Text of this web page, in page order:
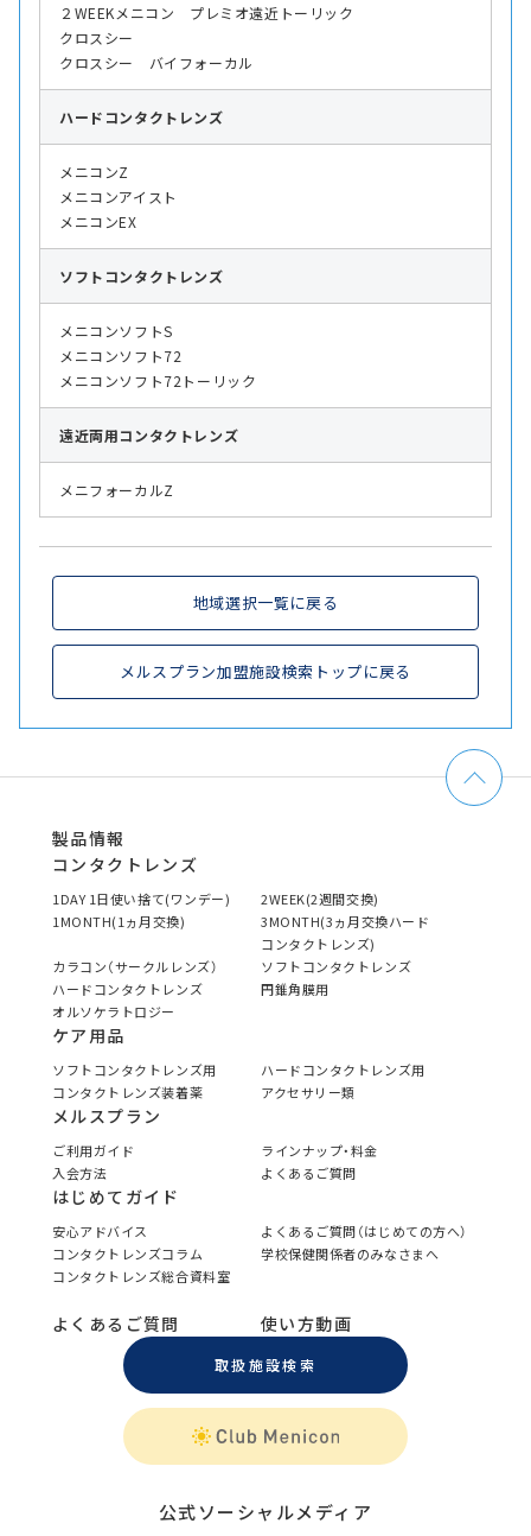
２WEEKメニコン プレミオ遠近トーリック
クロスシー
クロスシー バイフォーカル
ハード コンタクトレンズ
メニコンZ
メニコンアイスト
メニコンEX
ソフト コンタクトレンズ
メニコンソフトS
メニコンソフト72
メニコンソフト72トーリック
遠近両用コンタクトレンズ
メニフォーカルZ
地域選択一覧に戻る
メルスプラン加盟施設検索トップに戻る
製品情報
コンタクトレンズ
1DAY 1日使い捨て(ワンデー)
2WEEK(2週間交換)
1MONTH(1ヵ月交換)
3MONTH(3ヵ月交換ハード
コンタクトレンズ)
カラコン（サークルレンズ）
ソフトコンタクトレンズ
ハードコンタクトレンズ
円錐角膜用
オルソケラトロジー
ケア用品
ソフトコンタクトレンズ用
ハードコンタクトレンズ用
コンタクトレンズ装着薬
アクセサリー類
メルスプラン
ご利用ガイド
ラインナップ・料金
入会方法
よくあるご質問
はじめてガイド
安心アドバイス
よくあるご質問（はじめての方へ）
コンタクトレンズコラム
学校保健関係者のみなさまへ
コンタクトレンズ総合資料室
よくあるご質問 使い方動画
取扱施設検索
公式ソーシャルメディア